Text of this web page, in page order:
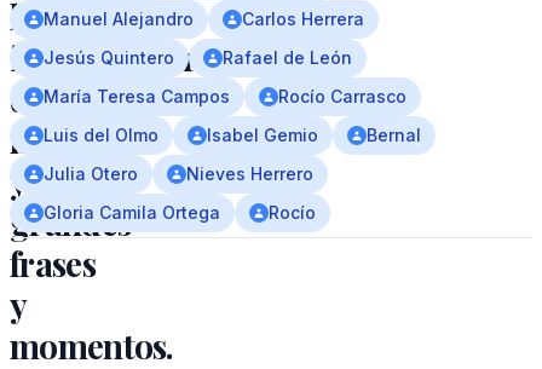
legado
imperecedero
de
música
y
grandes
frases
y
momentos.
Manuel Alejandro
Carlos Herrera
Jesús Quintero
Rafael de León
María Teresa Campos
Rocío Carrasco
Luis del Olmo
Isabel Gemio
Bernal
Julia Otero
Nieves Herrero
Gloria Camila Ortega
Rocío